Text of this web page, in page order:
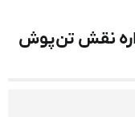
نقش تن‌پوش